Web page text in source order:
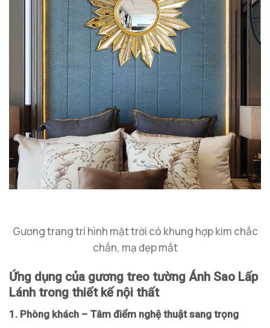
Gương trang trí hình mặt trời có khung hợp kim chắc
chắn, mạ đẹp mắt
Ứng dụng của gương treo tường Ánh Sao Lấp
Lánh trong thiết kế nội thất
1. Phòng khách – Tâm điểm nghệ thuật sang trọng